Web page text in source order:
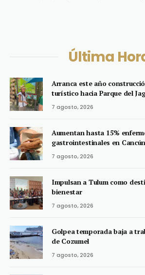
Última
Arranca este año
turístico hacia Parque del
7 agosto, 2026
Aumentan hasta 15%
gastrointestinales en Cancún
7 agosto, 2026
Impulsan a Tulum como
bienestar
7 agosto, 2026
Golpea temporada baja a
de Cozumel
7 agosto, 2026